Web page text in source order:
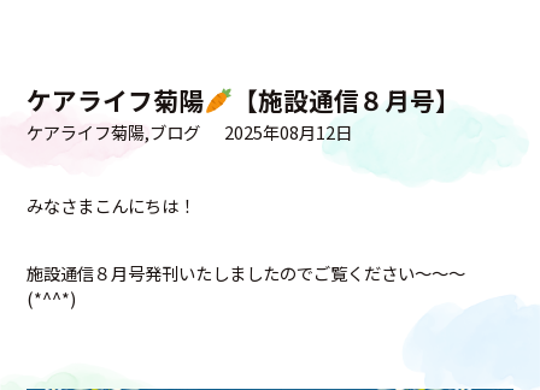
ケアライフ菊陽 【施設通信８月号】
ケアライフ菊陽 ブログ 2025年08月12日
みなさまこんにちは！
施設通信８月号発刊いたしましたのでご覧ください～～～
(*^^*)